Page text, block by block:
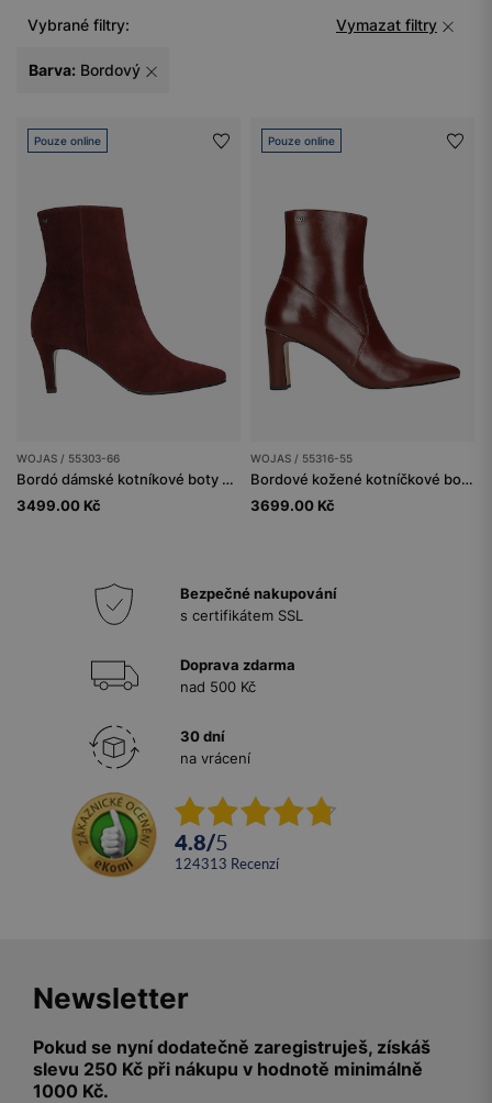
Vybrané filtry: Vymazat filtry
Barva: Bordový
Pouze online
WOJAS / 55303-66
Bordó dámské kotníkové boty na nízkém podpatku
3499.00 Kč
Pouze online
WOJAS / 55316-55
Bordové kožené kotníčkové boty na podpatku
3699.00 Kč
Bezpečné nakupování
s certifikátem SSL
Doprava zdarma
nad 500 Kč
30 dní
na vrácení
4.8/5
124313 recenzí
Newsletter
Pokud se nyní dodatečně zaregistruješ, získáš
slevu 250 Kč při nákupu v hodnotě minimálně
1000 Kč.